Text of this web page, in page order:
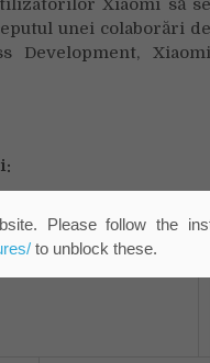
unei colaborări de
Development, Xiaomi
:
Please follow the
to unblock these.